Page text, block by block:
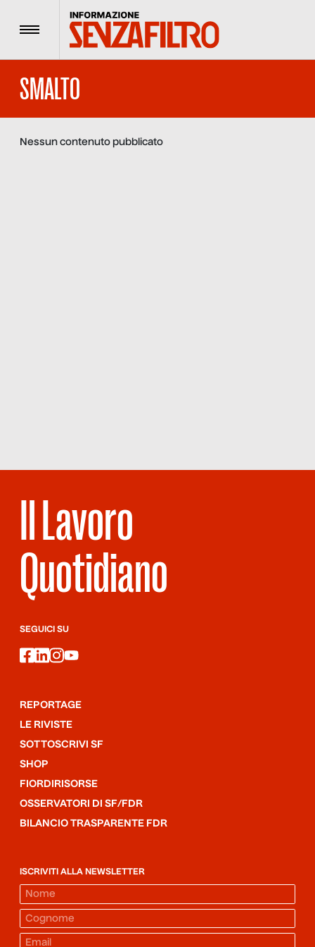
Menu
SMALTO
Nessun contenuto pubblicato
Il Lavoro
Quotidiano
SEGUICI SU
facebook
linkedin
instagram
youtube
REPORTAGE
LE RIVISTE
SOTTOSCRIVI SF
SHOP
FIORDIRISORSE
OSSERVATORI DI SF/FDR
BILANCIO TRASPARENTE FDR
ISCRIVITI ALLA NEWSLETTER